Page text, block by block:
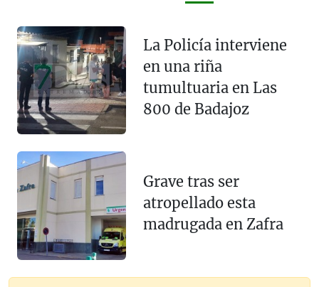
La Policía interviene
en una riña
tumultuaria en Las
800 de Badajoz
Grave tras ser
atropellado esta
madrugada en Zafra